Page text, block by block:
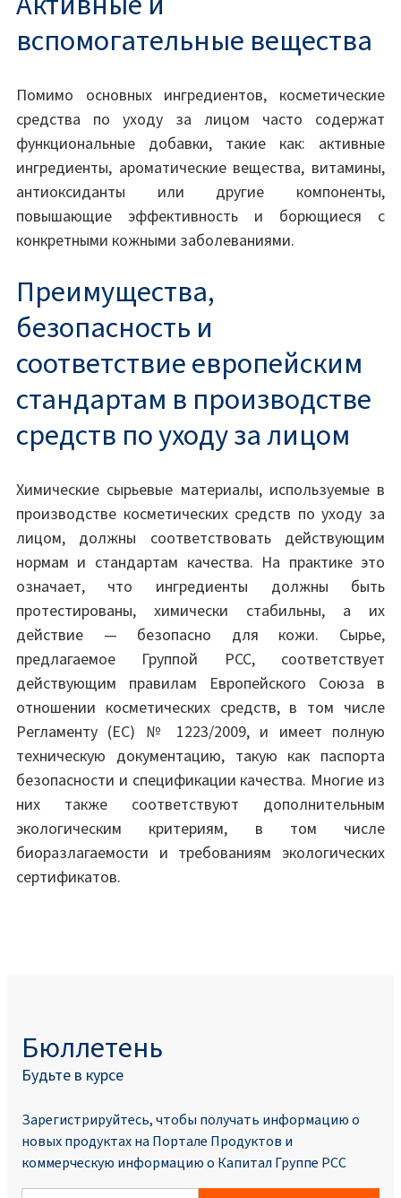
вспомогательные вещества
Помимо основных ингредиентов, косметические
средства по уходу за лицом часто содержат
функциональные добавки, такие как: активные
ингредиенты, ароматические вещества, витамины,
антиоксиданты или другие компоненты,
повышающие эффективность и борющиеся с
конкретными кожными заболеваниями.
Преимущества,
безопасность и
соответствие европейским
стандартам в производстве
средств по уходу за лицом
Химические сырьевые материалы, используемые в
производстве косметических средств по уходу за
лицом, должны соответствовать действующим
нормам и стандартам качества. На практике это
означает, что ингредиенты должны быть
протестированы, химически стабильны, а их
действие — безопасно для кожи. Сырье,
предлагаемое Группой PCC, соответствует
действующим правилам Европейского Союза в
отношении косметических средств, в том числе
Регламенту (ЕС) № 1223/2009, и имеет полную
техническую документацию, такую как паспорта
безопасности и спецификации качества. Многие из
них также соответствуют дополнительным
экологическим критериям, в том числе
биоразлагаемости и требованиям экологических
сертификатов.
Бюллетень
Будьте в курсе
Зарегистрируйтесь, чтобы получать информацию о
новых продуктах на Портале Продуктoв и
коммерческую информацию о Капитал Группе PCC